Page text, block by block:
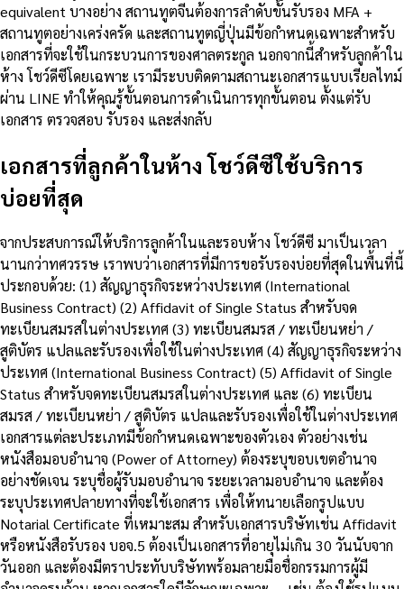
equivalent บางอย่าง สถานทูตจีนต้องการลำดับขั้นรับรอง MFA +
สถานทูตอย่างเคร่งครัด และสถานทูตญี่ปุ่นมีข้อกำหนดเฉพาะสำหรับ
เอกสารที่จะใช้ในกระบวนการของศาลตระกูล นอกจากนี้สำหรับลูกค้าใน
ห้าง โชว์ดีซีโดยเฉพาะ เรามีระบบติดตามสถานะเอกสารแบบเรียลไทม์
ผ่าน LINE ทำให้คุณรู้ขั้นตอนการดำเนินการทุกขั้นตอน ตั้งแต่รับ
เอกสาร ตรวจสอบ รับรอง และส่งกลับ
เอกสารที่ลูกค้าในห้าง โชว์ดีซีใช้บริการ
บ่อยที่สุด
จากประสบการณ์ให้บริการลูกค้าในและรอบห้าง โชว์ดีซี มาเป็นเวลา
นานกว่าทศวรรษ เราพบว่าเอกสารที่มีการขอรับรองบ่อยที่สุดในพื้นที่นี้
ประกอบด้วย: (1) สัญญาธุรกิจระหว่างประเทศ (International
Business Contract) (2) Affidavit of Single Status สำหรับจด
ทะเบียนสมรสในต่างประเทศ (3) ทะเบียนสมรส / ทะเบียนหย่า /
สูติบัตร แปลและรับรองเพื่อใช้ในต่างประเทศ (4) สัญญาธุรกิจระหว่าง
ประเทศ (International Business Contract) (5) Affidavit of Single
Status สำหรับจดทะเบียนสมรสในต่างประเทศ และ (6) ทะเบียน
สมรส / ทะเบียนหย่า / สูติบัตร แปลและรับรองเพื่อใช้ในต่างประเทศ
เอกสารแต่ละประเภทมีข้อกำหนดเฉพาะของตัวเอง ตัวอย่างเช่น
หนังสือมอบอำนาจ (Power of Attorney) ต้องระบุขอบเขตอำนาจ
อย่างชัดเจน ระบุชื่อผู้รับมอบอำนาจ ระยะเวลามอบอำนาจ และต้อง
ระบุประเทศปลายทางที่จะใช้เอกสาร เพื่อให้ทนายเลือกรูปแบบ
Notarial Certificate ที่เหมาะสม สำหรับเอกสารบริษัทเช่น Affidavit
หรือหนังสือรับรอง บอจ.5 ต้องเป็นเอกสารที่อายุไม่เกิน 30 วันนับจาก
วันออก และต้องมีตราประทับบริษัทพร้อมลายมือชื่อกรรมการผู้มี